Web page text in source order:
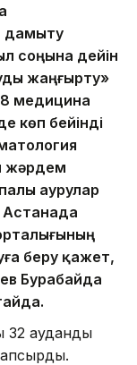
дамыту
соңына дейін
жаңғырту»
медицина
көп бейінді
жәрдем
аурулар
беру қажет,
Бурабайда
аудандық